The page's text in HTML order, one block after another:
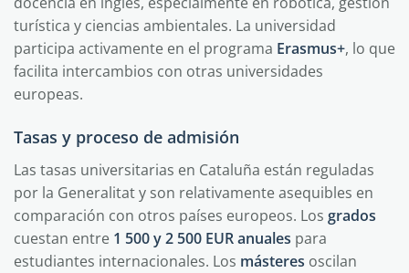
turística y ciencias ambientales. La universidad
participa activamente en el programa Erasmus+, lo que
facilita intercambios con otras universidades
europeas.
Tasas y proceso de admisión
Las tasas universitarias en Cataluña están reguladas
por la Generalitat y son relativamente asequibles en
comparación con otros países europeos. Los grados
cuestan entre 1 500 y 2 500 EUR anuales para
estudiantes internacionales. Los másteres oscilan